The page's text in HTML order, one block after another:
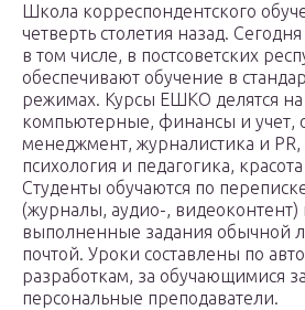
Школа корреспондентского
четверть столетия назад.
в том числе, в постсоветских
обеспечивают обучение в
режимах. Курсы ЕШКО делятся
компьютерные, финансы и учет,
менеджмент, журналистика и PR,
психология и педагогика,
Студенты обучаются по
(журналы, аудио-, видеоконтент)
выполненные задания обычной
почтой. Уроки составлены по
разработкам, за обучающимися
персональные преподаватели.